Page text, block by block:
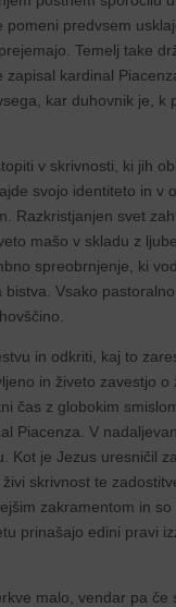
predvsem
Temelj take
kardinal
kar duhovnik je, k
v skrivnosti, ki jih
svojo identiteto in v
Razkristjanjen svet
mašo v skladu z
spreobrnjenje, ki
Vsako
in odkriti, kaj to
in živeto zavestjo
čas z globokim
Piacenza. V
je Jezus uresničil
skrivnost te
zakramentom in
prinašajo edini pravi
malo, vendar pa če